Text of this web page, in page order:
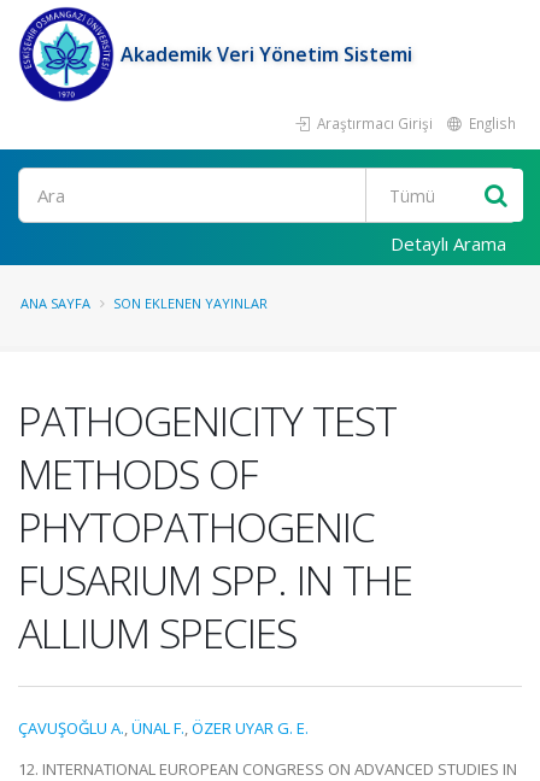
Akademik Veri Yönetim Sistemi
Araştırmacı Girişi English
Ara
Detaylı Arama
ANA SAYFA SON EKLENEN YAYINLAR
PATHOGENICITY TEST
METHODS OF
PHYTOPATHOGENIC
FUSARIUM SPP. IN THE
ALLIUM SPECIES
ÇAVUŞOĞLU A.,ÜNAL F.,ÖZER UYAR G. E.
12. INTERNATIONAL EUROPEAN CONGRESS ON ADVANCED STUDIES IN